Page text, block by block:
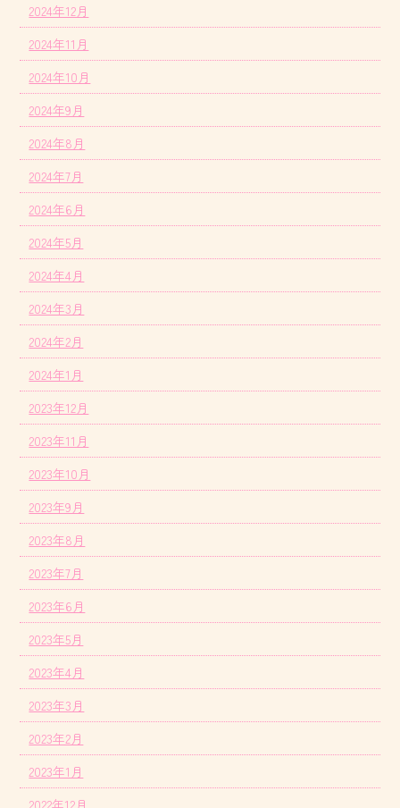
2024年12月
2024年11月
2024年10月
2024年9月
2024年8月
2024年7月
2024年6月
2024年5月
2024年4月
2024年3月
2024年2月
2024年1月
2023年12月
2023年11月
2023年10月
2023年9月
2023年8月
2023年7月
2023年6月
2023年5月
2023年4月
2023年3月
2023年2月
2023年1月
2022年12月